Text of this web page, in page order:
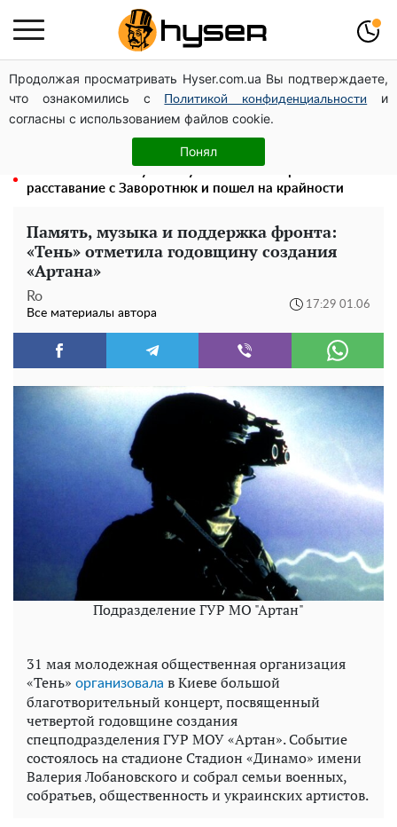
Продолжая просматривать Hyser.com.ua Вы подтверждаете,
что ознакомились с
Политикой конфиденциальности
и
согласны с использованием файлов cookie.
Понял
Украинцев начнут лишать земли? В каких случаях
право собственности отменят и не спросят
Полностью голая Анна Тринчер блеснула
"прелестями": таких размеров вы еще не видели
расставание с Заворотнюк и пошел на крайности
Память, музыка и поддержка фронта:
«Тень» отметила годовщину создания
«Артана»
Ro
Все материалы автора
17:29 01.06
Подразделение ГУР МО "Артан"
31 мая молодежная общественная организация
«Тень» организовала в Киеве большой
благотворительный концерт, посвященный
четвертой годовщине создания
спецподразделения ГУР МОУ «Артан». Событие
состоялось на стадионе Стадион «Динамо» имени
Валерия Лобановского и собрал семьи военных,
собратьев, общественность и украинских артистов.